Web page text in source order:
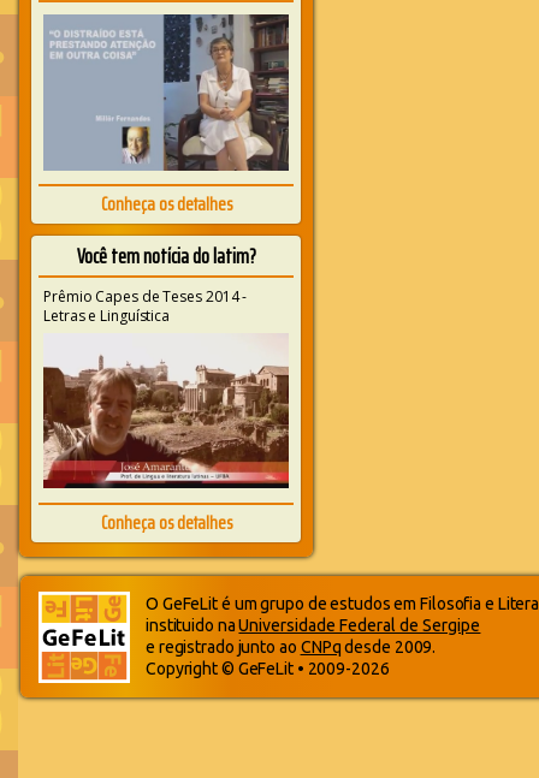
Conheça os detalhes
Você tem notícia do latim?
Prêmio Capes de Teses 2014 -
Letras e Linguística
Conheça os detalhes
O GeFeLit é um grupo de estudos em Filosofia e
instituido naUniversidade Federal de Sergipe
e registrado junto ao CNPqdesde 2009.
Copyright © GeFeLit • 2009-2026